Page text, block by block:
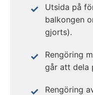
Utsida på
balkongen
gjorts).
Rengöring
går att dela
Rengöring